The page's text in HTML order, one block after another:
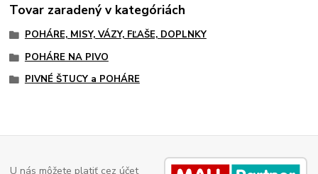
Tovar zaradený v kategóriách
POHÁRE, MISY, VÁZY, FĽAŠE, DOPLNKY
POHÁRE NA PIVO
PIVNÉ ŠTUCY a POHÁRE
U nás môžete platiť cez účet